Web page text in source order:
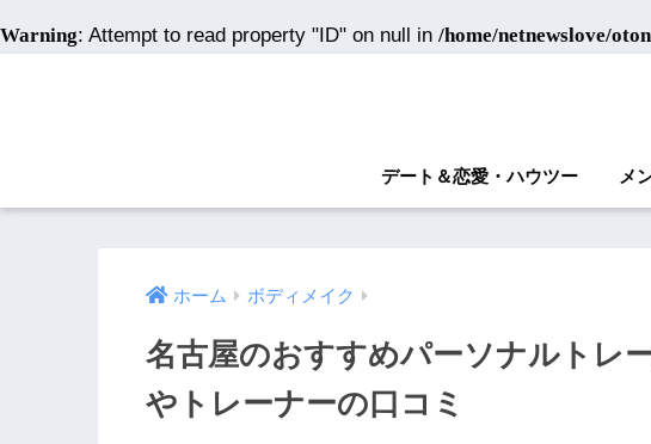
Warning: Attempt to read property "ID" on null in /home/netnewslove/
デート＆恋愛・ハウツー メ
ホーム ボディメイク
名古屋のおすすめパーソナルトレ
やトレーナーの口コミ